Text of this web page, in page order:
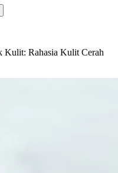
Kulit: Rahasia Kulit Cerah